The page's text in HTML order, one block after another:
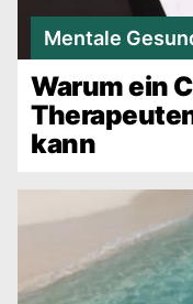
Mentale
Warum ein
kann